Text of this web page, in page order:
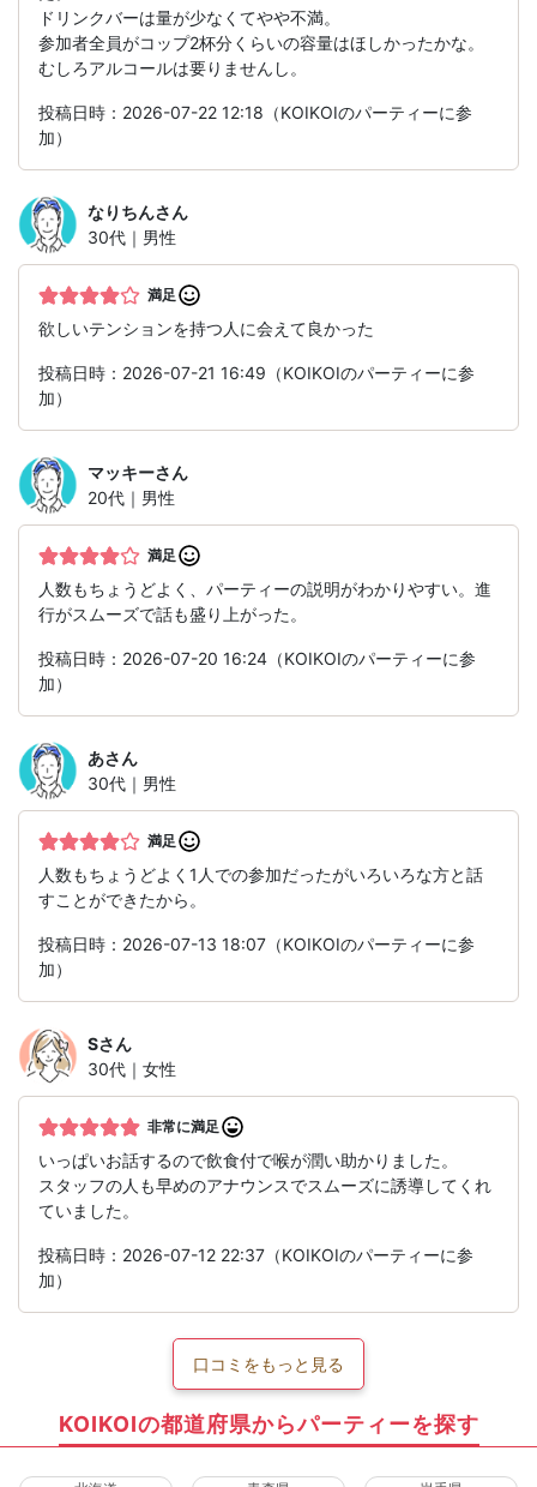
ドリンクバーは量が少なくてやや不満。
参加者全員がコップ2杯分くらいの容量はほしかったかな。
むしろアルコールは要りませんし。
投稿日時：2026-07-22 12:18（KOIKOIのパーティーに参
加）
なりちんさん
30代｜男性
満足
欲しいテンションを持つ人に会えて良かった
投稿日時：2026-07-21 16:49（KOIKOIのパーティーに参
加）
マッキーさん
20代｜男性
満足
人数もちょうどよく、パーティーの説明がわかりやすい。進
行がスムーズで話も盛り上がった。
投稿日時：2026-07-20 16:24（KOIKOIのパーティーに参
加）
あさん
30代｜男性
満足
人数もちょうどよく1人での参加だったがいろいろな方と話
すことができたから。
投稿日時：2026-07-13 18:07（KOIKOIのパーティーに参
加）
Sさん
30代｜女性
非常に満足
いっぱいお話するので飲食付で喉が潤い助かりました。
スタッフの人も早めのアナウンスでスムーズに誘導してくれ
ていました。
投稿日時：2026-07-12 22:37（KOIKOIのパーティーに参
加）
口コミをもっと見る
KOIKOIの都道府県からパーティーを探す